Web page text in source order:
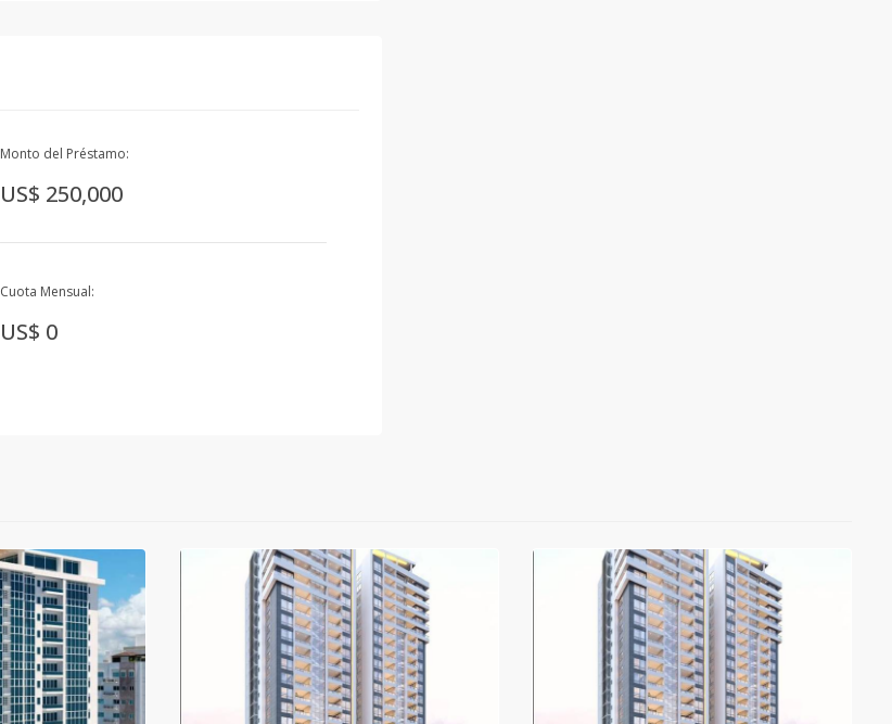
Monto del Préstamo:
US$ 250,000
Cuota Mensual:
US$ 0